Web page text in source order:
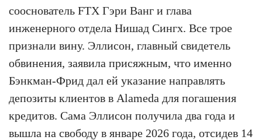
сооснователь FTX Гэри Ванг и глава
инженерного отдела Нишад Сингх. Все трое
признали вину. Эллисон, главный свидетель
обвинения, заявила присяжным, что именно
Бэнкман-Фрид дал ей указание направлять
депозиты клиентов в Alameda для погашения
кредитов. Сама Эллисон получила два года и
вышла на свободу в январе 2026 года, отсидев 14